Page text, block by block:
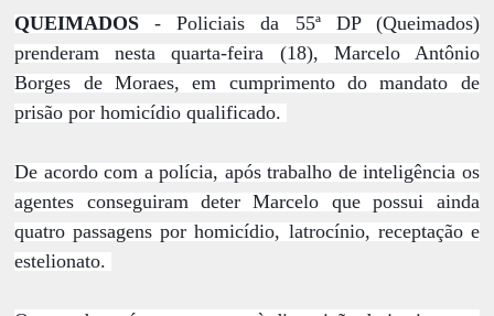
QUEIMADOS - Policiais da 55ª DP (Queimados)
prenderam nesta quarta-feira (18), Marcelo Antônio
Borges de Moraes, em cumprimento do mandato de
prisão por homicídio qualificado.
De acordo com a polícia, após trabalho de inteligência os
agentes conseguiram deter Marcelo que possui ainda
quatro passagens por homicídio, latrocínio, receptação e
estelionato.